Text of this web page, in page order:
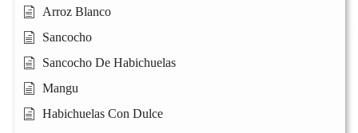
Arroz Blanco
Sancocho
Sancocho De Habichuelas
Mangu
Habichuelas Con Dulce